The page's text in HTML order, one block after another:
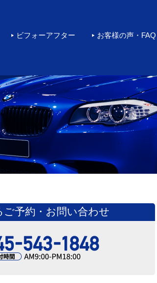
ビフォーアフター お客様の声・FAQ
ングをするなら環
ご予約・お問い合わせ